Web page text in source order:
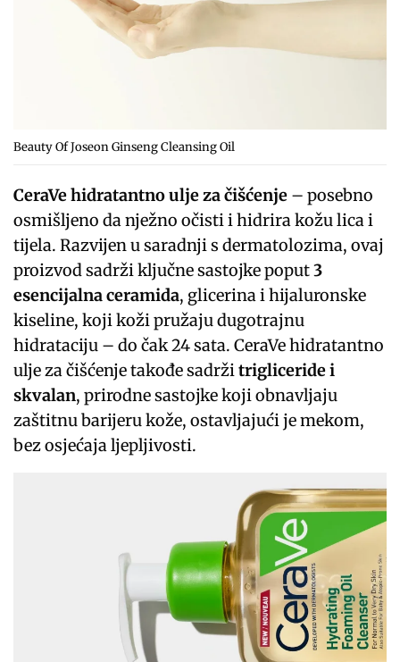
Beauty Of Joseon Ginseng Cleansing Oil
CeraVe hidratantno ulje za čišćenje – posebno
osmišljeno da nježno očisti i hidrira kožu lica i
tijela. Razvijen u saradnji s dermatolozima, ovaj
proizvod sadrži ključne sastojke poput3
esencijalna ceramida, glicerina i hijaluronske
kiseline, koji koži pružaju dugotrajnu
hidrataciju – do čak 24 sata. CeraVe hidratantno
ulje za čišćenje takođe sadržitrigliceride i
skvalan, prirodne sastojke koji obnavljaju
zaštitnu barijeru kože, ostavljajući je mekom,
bez osjećaja ljepljivosti.